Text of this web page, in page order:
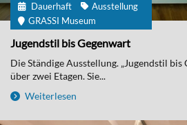
Dauerhaft
Ausstellung
GRASSI Museum
Jugendstil bis Gegenwart
Die Ständige Ausstellung. „Jugendstil
über zwei Etagen. Sie...
Weiterlesen